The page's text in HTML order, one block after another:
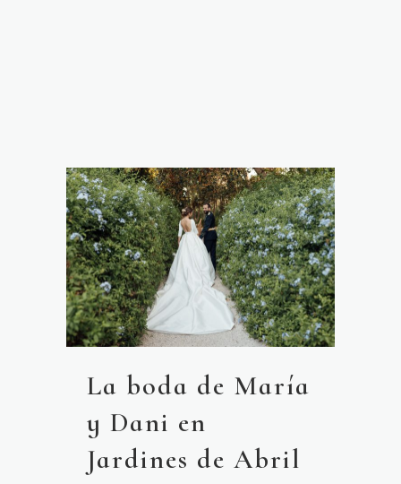
La boda de María
y Dani en
Jardines de Abril